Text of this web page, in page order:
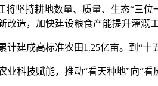
坚持耕地数量、质量、生态“三位
改造，加快建设粮食产能提升灌溉
建成高标准农田1.25亿亩。到“十
科技赋能，推动“看天种地”向“看